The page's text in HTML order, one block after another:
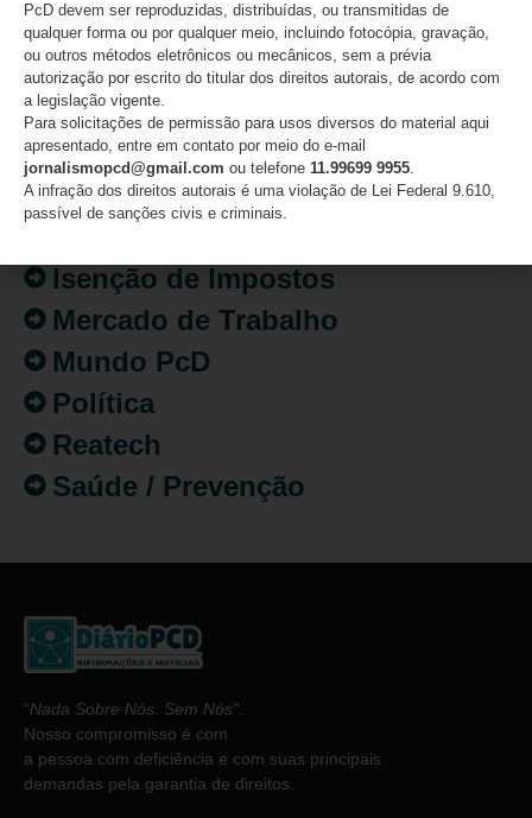
Acessibilidade
Artigo/Opinião
Atualidades
Destaques
Fatos
Isenção de Impostos
Mercado de Trabalho
Mundo PcD
Política
Reatech
Saúde / Prevenção
“Nada Sobre Nós. Sem Nós”
Nosso compromisso é com
a pessoa com deficiência e com suas principais
demandas pela garantia de direitos.
PcD devem ser reproduzidas, distribuídas, ou transmitidas de
qualquer forma ou por qualquer meio, incluindo fotocópia, gravação,
ou outros métodos eletrônicos ou mecânicos, sem a prévia
autorização por escrito do titular dos direitos autorais, de acordo com
a legislação vigente.
Para solicitações de permissão para usos diversos do material aqui
apresentado, entre em contato por meio do e-mail
jornalismopcd@gmail.com ou telefone 11.99699 9955.
A infração dos direitos autorais é uma violação de Lei Federal 9.610,
passível de sanções civis e criminais.